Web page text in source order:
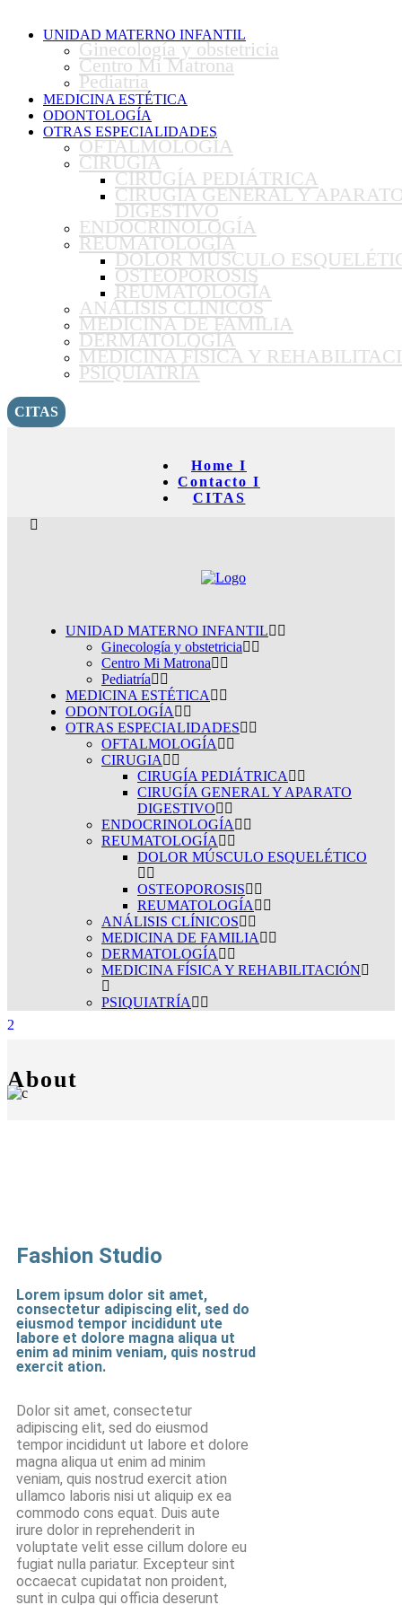
UNIDAD MATERNO INFANTIL
Ginecología y obstetricia
Centro Mi Matrona
Pediatría
MEDICINA ESTÉTICA
ODONTOLOGÍA
OTRAS ESPECIALIDADES
OFTALMOLOGÍA
CIRUGIA
CIRUGÍA PEDIÁTRICA
CIRUGÍA GENERAL Y
DIGESTIVO
ENDOCRINOLOGÍA
REUMATOLOGÍA
DOLOR MÚSCULO
OSTEOPOROSIS
REUMATOLOGÍA
ANÁLISIS CLÍNICOS
MEDICINA DE FAMILIA
DERMATOLOGÍA
MEDICINA FÍSICA Y
PSIQUIATRÍA
CITAS
Home I
Contacto I
CITAS
UNIDAD MATERNO INFANTIL
Ginecología y obstetricia
Centro Mi Matrona
Pediatría
MEDICINA ESTÉTICA
ODONTOLOGÍA
OTRAS ESPECIALIDADES
OFTALMOLOGÍA
CIRUGIA
CIRUGÍA PEDIÁTRICA
CIRUGÍA GENERAL Y APARATO
DIGESTIVO
ENDOCRINOLOGÍA
REUMATOLOGÍA
DOLOR MÚSCULO ESQUELÉTICO
OSTEOPOROSIS
REUMATOLOGÍA
ANÁLISIS CLÍNICOS
MEDICINA DE FAMILIA
DERMATOLOGÍA
MEDICINA FÍSICA Y REHABILITACIÓN
PSIQUIATRÍA
About
Fashion Studio
Lorem ipsum dolor sit amet,
consectetur adipiscing elit, sed do
eiusmod tempor incididunt ute
labore et dolore magna aliqua ut
enim ad minim veniam, quis nostrud
exercit ation.
Dolor sit amet, consectetur
adipiscing elit, sed do eiusmod
tempor incididunt ut labore et dolore
magna aliqua ut enim ad minim
veniam, quis nostrud exercit ation
ullamco laboris nisi ut aliquip ex ea
commodo cons equat. Duis aute
irure dolor in reprehenderit in
voluptate velit esse cillum dolore eu
fugiat nulla pariatur. Excepteur sint
occaecat cupidatat non proident,
sunt in culpa qui officia deserunt